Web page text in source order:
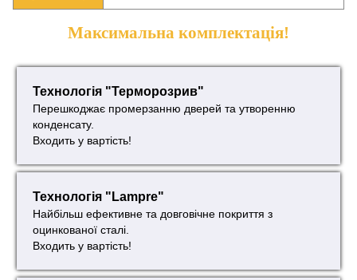
Максимальна комплектація!
Технологія "Терморозрив"
Перешкоджає промерзанню дверей та утворенню
конденсату.
Входить у вартість!
Технологія "Lampre"
Найбільш ефективне та довговічне покриття з
оцинкованої сталі.
Входить у вартість!